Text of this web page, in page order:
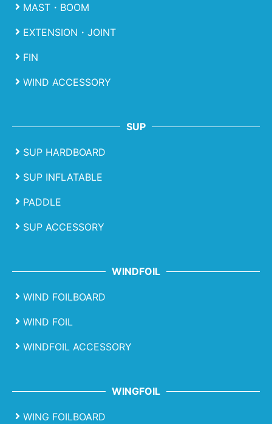
MAST・BOOM
EXTENSION・JOINT
FIN
WIND ACCESSORY
SUP
SUP HARDBOARD
SUP INFLATABLE
PADDLE
SUP ACCESSORY
WINDFOIL
WIND FOILBOARD
WIND FOIL
WINDFOIL ACCESSORY
WINGFOIL
WING FOILBOARD